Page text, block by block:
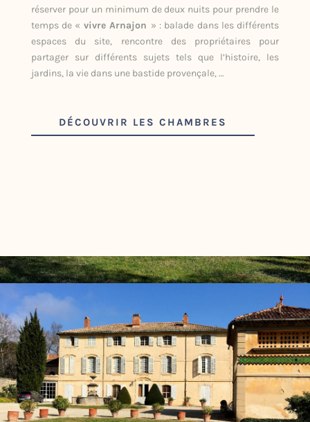
réserver pour un minimum de deux nuits pour prendre le
temps de « vivre Arnajon » : balade dans les différents
espaces du site, rencontre des propriétaires pour
partager sur différents sujets tels que l’histoire, les
jardins, la vie dans une bastide provençale, …
DÉCOUVRIR LES CHAMBRES